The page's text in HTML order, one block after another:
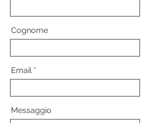
Cognome
Email
Messaggio